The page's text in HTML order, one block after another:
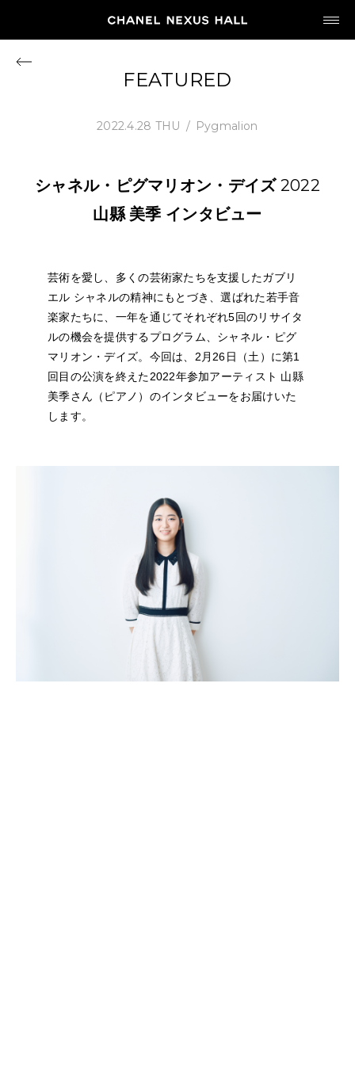
HOME
2026
ARCHIVE
NEWS
FEATURED
2022.4.28 THU Pygmalion
シャネル・ピグマリオン・デイズ2022
山縣 美季 インタビュー
芸術を愛し、多くの芸術家たちを支援したガブリ
エル シャネルの精神にもとづき、選ばれた若手音
楽家たちに、一年を通じてそれぞれ5回のリサイタ
ルの機会を提供するプログラム、シャネル・ピグ
マリオン・デイズ。今回は、2月26日（土）に第1
回目の公演を終えた2022年参加アーティスト 山縣
美季さん（ピアノ）のインタビューをお届けいた
します。